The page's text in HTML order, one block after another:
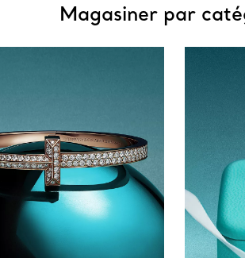
Magasiner par